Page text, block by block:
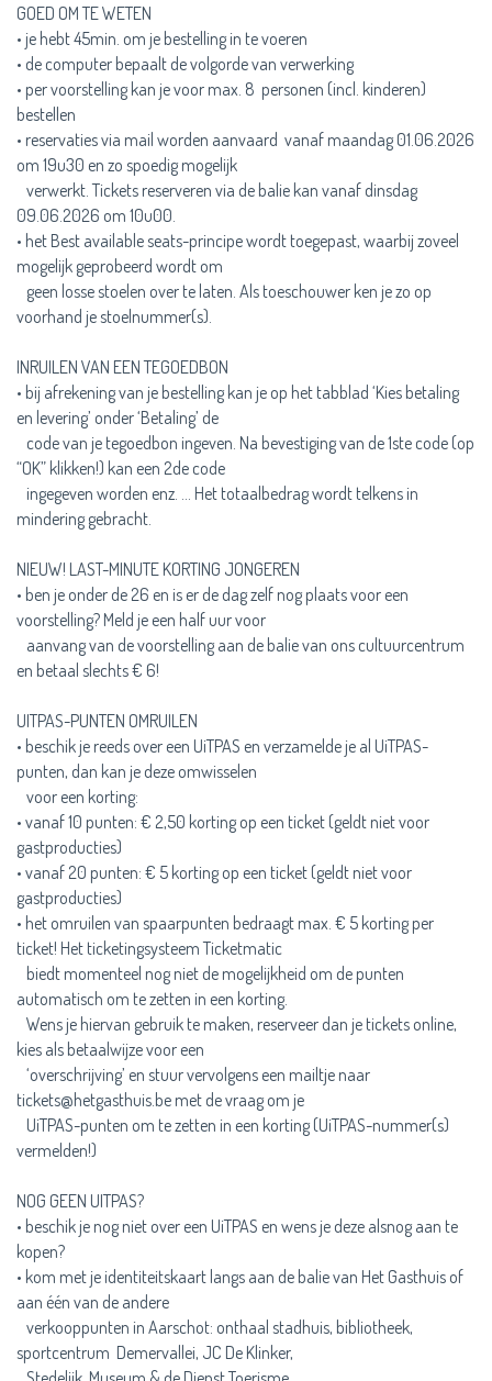
GOED OM TE WETEN
• je hebt 45min. om je bestelling in te voeren
• de computer bepaalt de volgorde van verwerking
• per voorstelling kan je voor max. 8 personen (incl. kinderen)
bestellen
• reservaties via mail worden aanvaard vanaf maandag 01.06.2026
om 19u30 en zo spoedig mogelijk
verwerkt. Tickets reserveren via de balie kan vanaf dinsdag
09.06.2026 om 10u00.
• het Best available seats-principe wordt toegepast, waarbij zoveel
mogelijk geprobeerd wordt om
geen losse stoelen over te laten. Als toeschouwer ken je zo op
voorhand je stoelnummer(s).
INRUILEN VAN EEN TEGOEDBON
• bij afrekening van je bestelling kan je op het tabblad ‘Kies betaling
en levering’ onder ‘Betaling’ de
code van je tegoedbon ingeven. Na bevestiging van de 1ste code (op
“OK” klikken!) kan een 2de code
ingegeven worden enz. … Het totaalbedrag wordt telkens in
mindering gebracht.
NIEUW! LAST-MINUTE KORTING JONGEREN
• ben je onder de 26 en is er de dag zelf nog plaats voor een
voorstelling? Meld je een half uur voor
aanvang van de voorstelling aan de balie van ons cultuurcentrum
en betaal slechts € 6!
UITPAS-PUNTEN OMRUILEN
• beschik je reeds over een UiTPAS en verzamelde je al UiTPAS-
punten, dan kan je deze omwisselen
voor een korting:
• vanaf 10 punten: € 2,50 korting op een ticket (geldt niet voor
gastproducties)
• vanaf 20 punten: € 5 korting op een ticket (geldt niet voor
gastproducties)
• het omruilen van spaarpunten bedraagt max. € 5 korting per
ticket! Het ticketingsysteem Ticketmatic
biedt momenteel nog niet de mogelijkheid om de punten
automatisch om te zetten in een korting.
Wens je hiervan gebruik te maken, reserveer dan je tickets online,
kies als betaalwijze voor een
‘overschrijving’ en stuur vervolgens een mailtje naar
tickets@hetgasthuis.be met de vraag om je
UiTPAS-punten om te zetten in een korting (UiTPAS-nummer(s)
vermelden!)
NOG GEEN UITPAS?
• beschik je nog niet over een UiTPAS en wens je deze alsnog aan te
kopen?
• kom met je identiteitskaart langs aan de balie van Het Gasthuis of
aan één van de andere
verkooppunten in Aarschot: onthaal stadhuis, bibliotheek,
sportcentrum Demervallei, JC De Klinker,